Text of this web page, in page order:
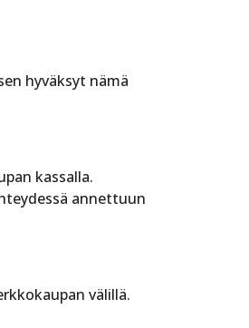
hyväksyt nämä
kassalla.
annettuun
välillä.